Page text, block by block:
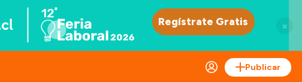
×
Publicar